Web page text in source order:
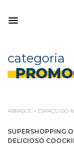
categoria
ABRASCE > ESPAÇO DO
SUPERSHOPPING
DELICIOSO